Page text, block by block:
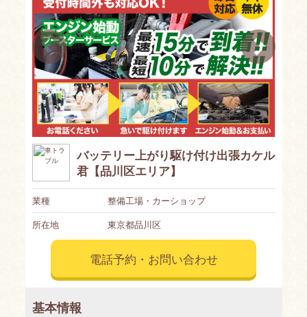
バッテリー上がり駆け付け出張カケル
君【品川区エリア】
業種
整備工場・カーショップ
所在地
東京都品川区
電話予約・お問い合わせ
基本情報